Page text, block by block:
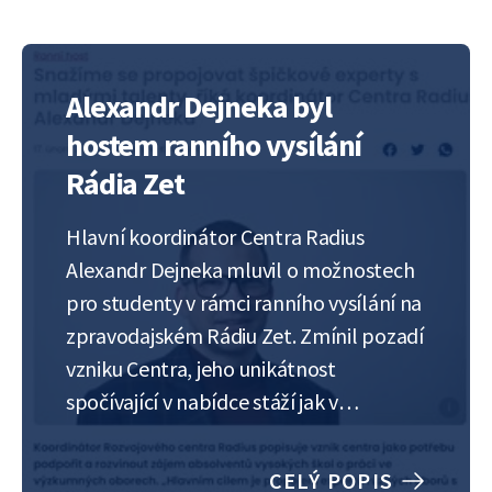
Alexandr Dejneka byl
hostem ranního vysílání
Rádia Zet
Hlavní koordinátor Centra Radius
Alexandr Dejneka mluvil o možnostech
pro studenty v rámci ranního vysílání na
zpravodajském Rádiu Zet. Zmínil pozadí
vzniku Centra, jeho unikátnost
spočívající v nabídce stáží jak v
akademickém, tak i průmyslovém
sektoru včetně například možností
CELÝ POPIS